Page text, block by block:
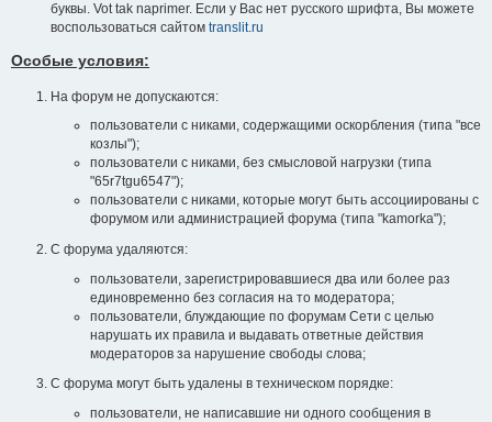
буквы. Vot tak naprimer. Если у Вас нет русского шрифта, Вы можете
воспользоваться сайтом translit.ru
Особые условия:
На форум не допускаются:
пользователи с никами, содержащими оскорбления (типа "все
козлы");
пользователи с никами, без смысловой нагрузки (типа
"65r7tgu6547");
пользователи с никами, которые могут быть ассоциированы с
форумом или администрацией форума (типа "kamorka");
С форума удаляются:
пользователи, зарегистрировавшиеся два или более раз
единовременно без согласия на то модератора;
пользователи, блуждающие по форумам Сети с целью
нарушать их правила и выдавать ответные действия
модераторов за нарушение свободы слова;
С форума могут быть удалены в техническом порядке:
пользователи, не написавшие ни одного сообщения в